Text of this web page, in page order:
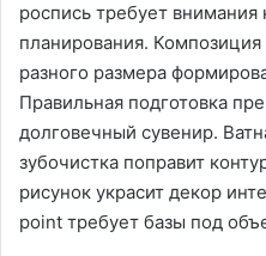
роспись требует внимания
планирования. Композиция
разного размера
Правильная подготовка
долговечный сувенир.
зубочистка поправит
рисунок украсит декор
point требует базы под